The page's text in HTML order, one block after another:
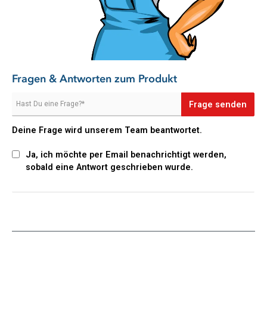
Machen Sie sich die Hausarbeit leichter und bestellen Sie den
Pastaclean Rohrreiniger gleich hier im Onlineshop!
Fragen & Antworten zum Produkt
Frage senden
Deine Frage wird unserem Team beantwortet.
Ja, ich möchte per Email benachrichtigt werden,
sobald eine Antwort geschrieben wurde.